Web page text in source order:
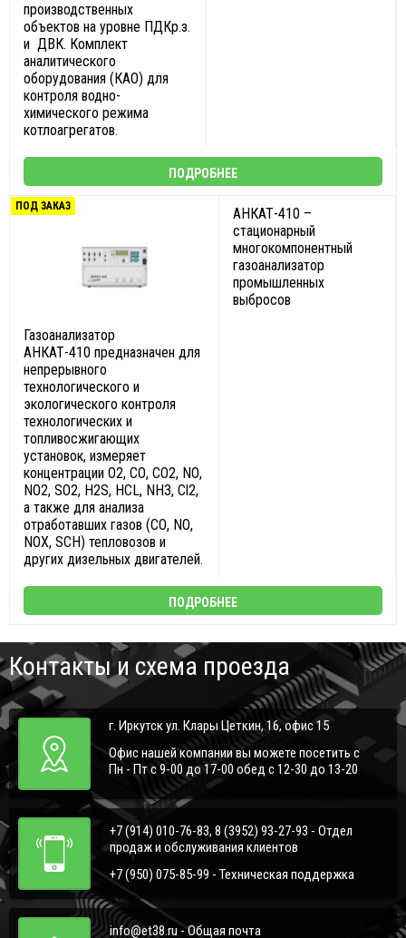
производственных
объектов на уровне ПДКр.з.
и ДВК. Комплект
аналитического
оборудования (КАО) для
контроля водно-
химического режима
котлоагрегатов.
ПОДРОБНЕЕ
ПОД ЗАКАЗ
АНКАТ-410 –
стационарный
многокомпонентный
газоанализатор
промышленных
выбросов
Газоанализатор
АНКАТ-410 предназначен для
непрерывного
технологического и
экологического контроля
технологических и
топливосжигающих
установок, измеряет
концентрации О2, СО, СО2, NО,
NО2, SО2, H2S, НCL, NН3, Cl2,
а также для анализа
отработавших газов (СО, NО,
NОХ, SСН) тепловозов и
других дизельных двигателей.
ПОДРОБНЕЕ
Контакты и схема проезда
г. Иркутск ул. Клары Цеткин, 16, офис 15
Офис нашей компании вы можете посетить с
Пн - Пт с 9-00 до 17-00 обед с 12-30 до 13-20
+7 (914) 010-76-83, 8 (3952) 93-27-93 - Отдел
продаж и обслуживания клиентов
+7 (950) 075-85-99 - Техническая поддержка
info@et38.ru - Общая почта